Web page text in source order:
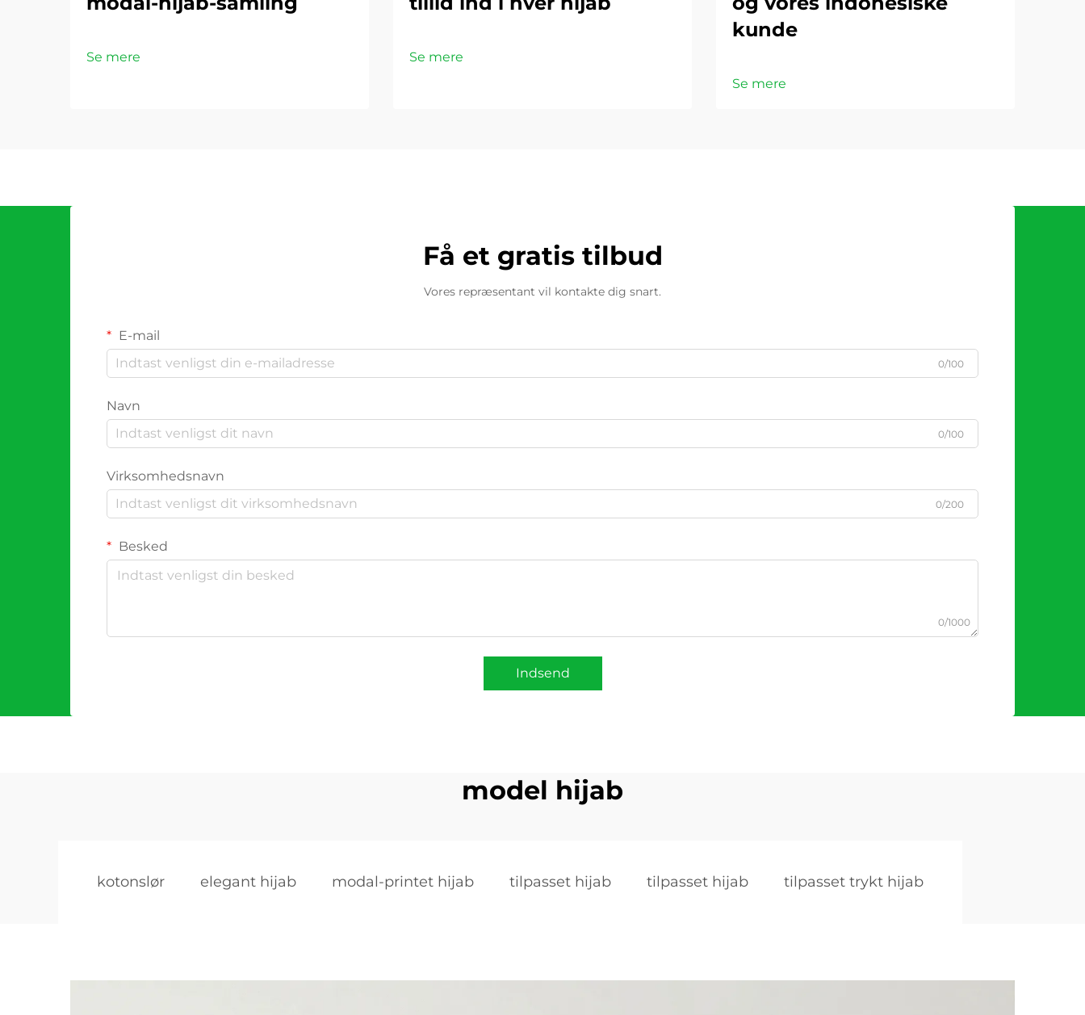
Se mere Se mere
kunde
Se mere
Få et gratis tilbud
Vores repræsentant vil kontakte dig snart.
E-mail
0/100
Navn
0/100
Virksomhedsnavn
0/200
Besked
0/1000
Indsend
model hijab
kotonslør elegant hijab modal-printet hijab tilpasset hijab tilpasset hijab tilpasset trykt hijab